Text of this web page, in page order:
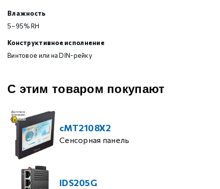
Влажность
5~95% RH
Конструктивное исполнение
Винтовое или на DIN-рейку
С этим товаром покупают
cMT2108X2
Сенсорная панель
IDS205G